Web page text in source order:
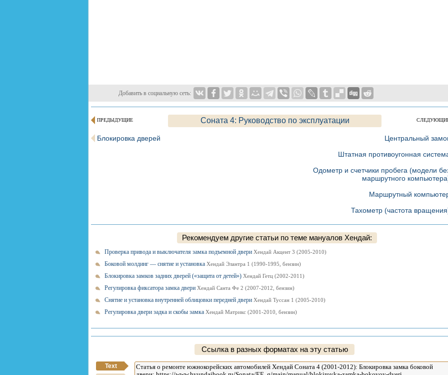
Добавить в социальную сеть:
ПРЕДЫДУЩИЕ Соната 4: Руководство по эксплуатации
Блокировка дверей
Центральный
Штатная противоугонная
Одометр и счетчики пробега (модели
маршрутного
Маршрутный
Тахометр (частота
Рекомендуем другие статьи по теме мануалов Хендай:
Проверка привода и выключателя замка подъемной двери Хендай Акцент 3 (2005-2010)
Боковой молдинг — снятие и установка Хендай Элантра 1 (1990-1995, бензин)
Блокировка замков задних дверей («защита от детей») Хендай Гетц (2002-2011)
Регулировка фиксатора замка двери Хендай Санта Фе 2 (2007-2012, бензин)
Снятие и установка внутренней облицовки передней двери Хендай Туссан 1 (2005-2010)
Регулировка двери задка и скобы замка Хендай Матрикс (2001-2010, бензин)
Ссылка в разных форматах на эту статью
Text